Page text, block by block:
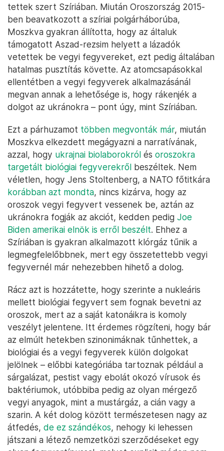
tettek szert Szíriában. Miután Oroszország 2015-
ben beavatkozott a szíriai polgárháborúba,
Moszkva gyakran állította, hogy az általuk
támogatott Aszad-rezsim helyett a lázadók
vetettek be vegyi fegyvereket, ezt pedig általában
hatalmas pusztítás követte. Az atomcsapásokkal
ellentétben a vegyi fegyverek alkalmazásánál
megvan annak a lehetősége is, hogy rákenjék a
dolgot az ukránokra – pont úgy, mint Szíriában.
Ezt a párhuzamot többen megvonták már, miután
Moszkva elkezdett megágyazni a narratívának,
azzal, hogy ukrajnai biolaborokról és oroszokra
targetált biológiai fegyverekről beszéltek. Nem
véletlen, hogy Jens Stoltenberg, a NATO főtitkára
korábban azt mondta, nincs kizárva, hogy az
oroszok vegyi fegyvert vessenek be, aztán az
ukránokra fogják az akciót, kedden pedig Joe
Biden amerikai elnök is erről beszélt. Ehhez a
Szíriában is gyakran alkalmazott klórgáz tűnik a
legmegfelelőbbnek, mert egy összetettebb vegyi
fegyvernél már nehezebben hihető a dolog.
Rácz azt is hozzátette, hogy szerinte a nukleáris
mellett biológiai fegyvert sem fognak bevetni az
oroszok, mert az a saját katonáikra is komoly
veszélyt jelentene. Itt érdemes rögzíteni, hogy bár
az elmúlt hetekben szinonimáknak tűnhettek, a
biológiai és a vegyi fegyverek külön dolgokat
jelölnek – előbbi kategóriába tartoznak például a
sárgalázat, pestist vagy ebolát okozó vírusok és
baktériumok, utóbbiba pedig az olyan mérgező
vegyi anyagok, mint a mustárgáz, a cián vagy a
szarin. A két dolog között természetesen nagy az
átfedés, de ez szándékos, nehogy ki lehessen
játszani a létező nemzetközi szerződéseket egy